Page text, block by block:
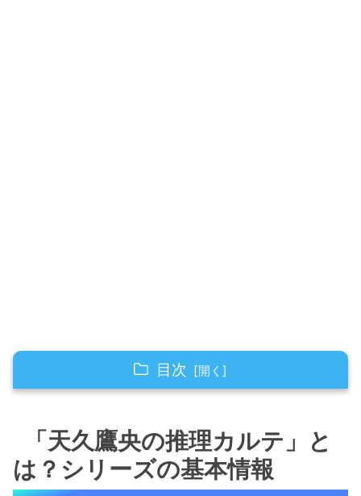
目次
本情報
診断医・天久鷹央と助手・小鳥遊優
統括診断部が舞台の医療ミステリー
「天久鷹央の推理カルテ」と
は？シリーズの基本情報